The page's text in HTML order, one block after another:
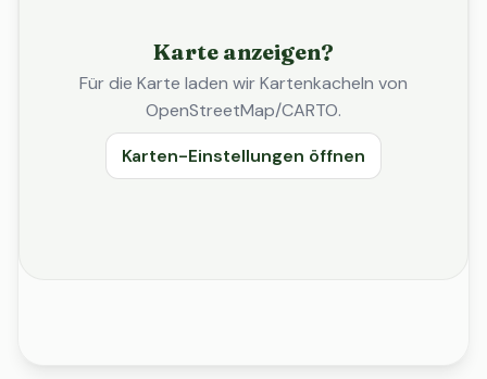
Karte anzeigen?
Für die Karte laden wir Kartenkacheln von
OpenStreetMap/CARTO.
Karten-Einstellungen öffnen